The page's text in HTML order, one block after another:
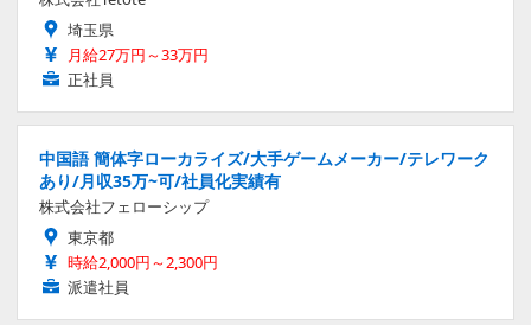
埼玉県
月給27万円～33万円
正社員
中国語 簡体字ローカライズ/大手ゲームメーカー/テレワーク
あり/月収35万~可/社員化実績有
株式会社フェローシップ
東京都
時給2,000円～2,300円
派遣社員